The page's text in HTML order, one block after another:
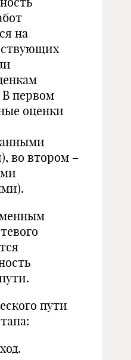
на
В первом
оценки
во втором –
пути